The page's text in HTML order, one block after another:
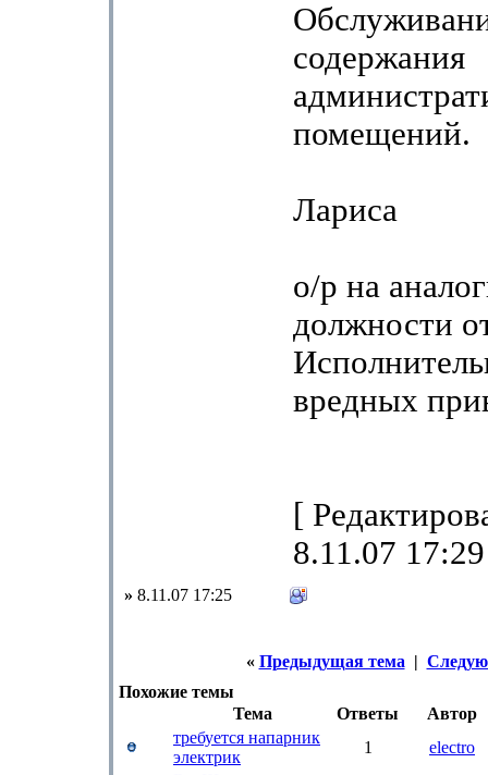
содержания
помещений.
Лариса
о/р на
должности
вредных
[
8.11.07
» 8.11.07 17:25
« Предыдущая тема |
Похожие темы
Тема
Ответы
Автор
требуется напарник
электрик
1
electro